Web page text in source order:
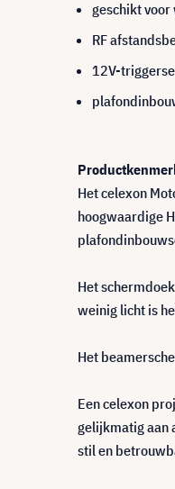
geschikt
RF
12V-
Het celexon
hoogwaardige
Het
weinig licht is
Het
Een celexon
gelijkmatig aan
stil en